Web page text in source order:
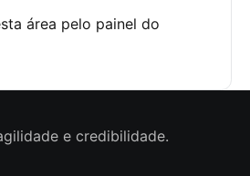
área pelo painel do
e credibilidade.